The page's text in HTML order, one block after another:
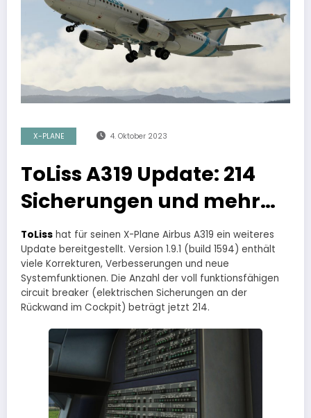
X-PLANE 4. Oktober 2023
ToLiss A319 Update: 214
Sicherungen und mehr…
ToLiss hat für seinen X-Plane Airbus A319 ein weiteres
Update bereitgestellt. Version 1.9.1 (build 1594) enthält
viele Korrekturen, Verbesserungen und neue
Systemfunktionen. Die Anzahl der voll funktionsfähigen
circuit breaker (elektrischen Sicherungen an der
Rückwand im Cockpit) beträgt jetzt 214.